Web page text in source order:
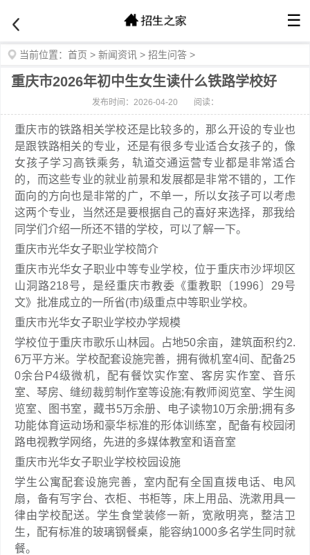
☰
当前位置： 首页 > 新闻资讯 > 招生问答 >
重庆市2026年初中生女生读什么铁路学校好
发布时间：2026-04-20 阅读：
重庆市的铁路相关学校还是比较多的，那么开设的专业也
是跟铁路相关的专业，还是有很多专业适合女孩子的，像
女孩子学习高铁乘务，轨道交通运营专业都是非常适合
的，而这些专业的就业前景和发展都是非常不错的，工作
面向的方向也是非常的广，不单一，所以女孩子可以考虑
这两个专业，当然还是要根据自己的喜好来选择，那我给
同学们介绍一所还不错的学校，可以了解一下。
重庆市光华女子职业学校简介
重庆市光华女子职业中等专业学校，位于重庆市沙坪坝区
山洞路218号，是经重庆市教委《重教职〔1996〕29号
文》批准成立的一所省(市)级重点中等职业学校。
重庆市光华女子职业学校办学规模
学校位于重庆市歌乐山林园。占地50余亩，建筑面积约2.
6万平方米。学校配套设施完善，拥有微机室4间、配备25
0余台P4级微机，配有餐饮实作室、客房实作室、音乐
室、琴房、缝纫裁剪制作室等设施;有教师阅览室、学生阅
览室、图书室，藏书5万余册、电子读物10万余册;拥有多
功能体育运动场和豪华标准的形体训练室，配备有校园闭
路电视教学网络，先进的多媒体教室和语音室
重庆市光华女子职业学校校园设施
学生公寓配套设施完善，室内配有全国直拨电话、电风
扇，备有写字台、衣柜、书柜等，床上用品、洗漱用具一
律由学校配送。学生食堂装修一新，宽敞明亮，整洁卫
生，配有标准的玻璃钢餐桌，能容纳1000多名学生同时就
餐。